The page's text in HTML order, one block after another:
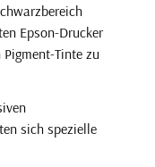
Epson-Drucker
Tinte zu
sich spezielle